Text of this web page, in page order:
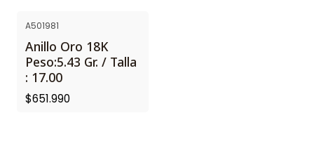
A501981
Anillo Oro 18K
Peso:5.43 Gr. / Talla
: 17.00
$651.990